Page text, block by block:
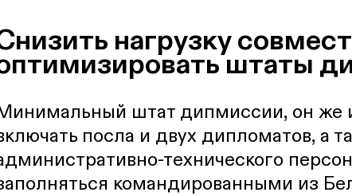
нагрузку
штаты
штат дипмиссии, он же
посла и двух дипломатов, а
технического
командированными из